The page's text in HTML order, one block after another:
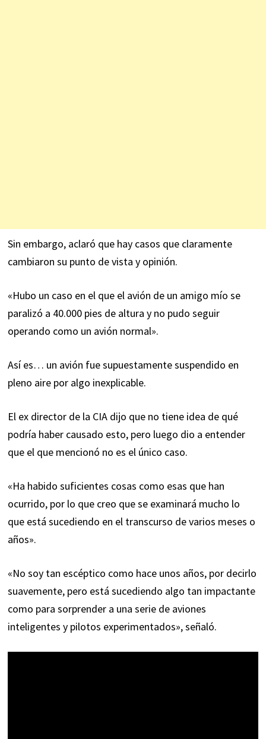
Sin embargo, aclaró que hay casos que claramente
cambiaron su punto de vista y opinión.
«Hubo un caso en el que el avión de un amigo mío se
paralizó a 40.000 pies de altura y no pudo seguir
operando como un avión normal».
Así es… un avión fue supuestamente suspendido en
pleno aire por algo inexplicable.
El ex director de la CIA dijo que no tiene idea de qué
podría haber causado esto, pero luego dio a entender
que el que mencionó no es el único caso.
«Ha habido suficientes cosas como esas que han
ocurrido, por lo que creo que se examinará mucho lo
que está sucediendo en el transcurso de varios meses o
años».
«No soy tan escéptico como hace unos años, por decirlo
suavemente, pero está sucediendo algo tan impactante
como para sorprender a una serie de aviones
inteligentes y pilotos experimentados», señaló.